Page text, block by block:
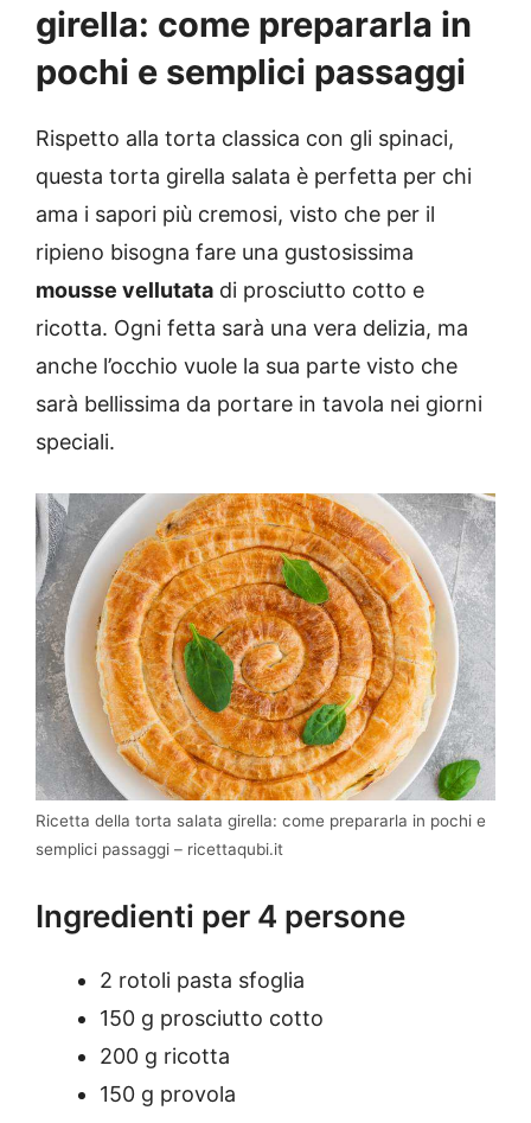
girella: come prepararla in
pochi e semplici passaggi
Rispetto alla torta classica con gli spinaci,
questa torta girella salata è perfetta per chi
ama i sapori più cremosi, visto che per il
ripieno bisogna fare una gustosissima
mousse vellutata di prosciutto cotto e
ricotta. Ogni fetta sarà una vera delizia, ma
anche l’occhio vuole la sua parte visto che
sarà bellissima da portare in tavola nei giorni
speciali.
Ricetta della torta salata girella: come prepararla in pochi e
semplici passaggi – ricettaqubi.it
Ingredienti per 4 persone
2 rotoli pasta sfoglia
150 g prosciutto cotto
200 g ricotta
150 g provola